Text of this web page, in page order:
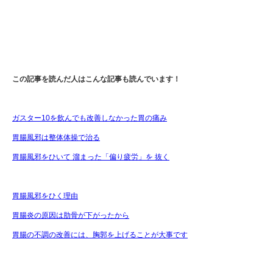
この記事を読んだ人はこんな記事も読んでいます！
ガスター10を飲んでも改善しなかった胃の痛み
胃腸風邪は整体体操で治る
胃腸風邪をひいて 溜まった「偏り疲労」を 抜く
胃腸風邪をひく理由
胃腸炎の原因は肋骨が下がったから
胃腸の不調の改善には、胸郭を上げることが大事です